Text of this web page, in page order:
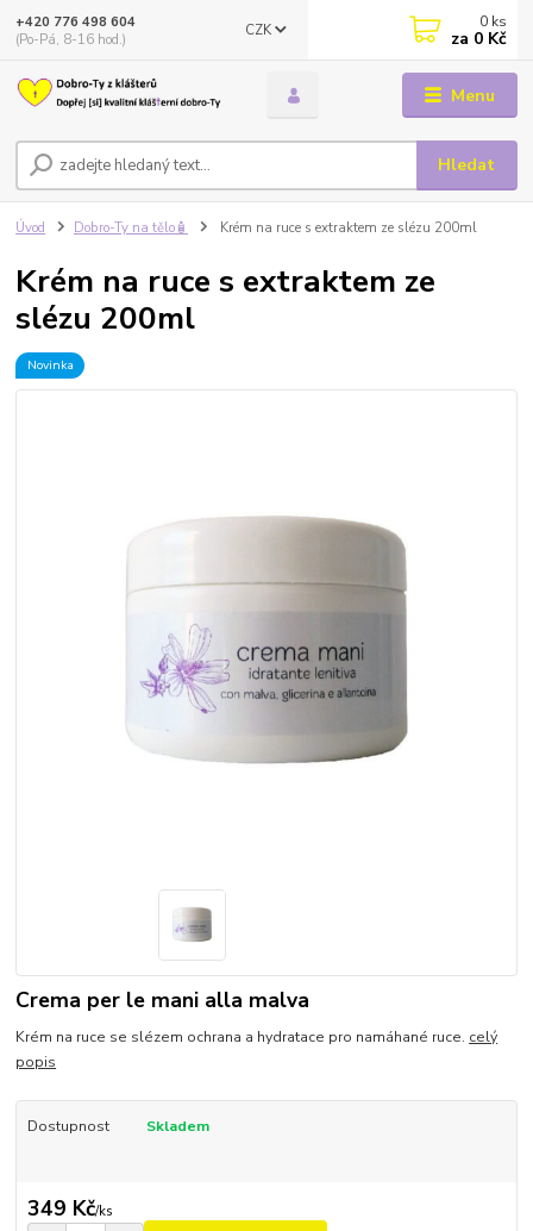
Menu
CZK
Hledat
+420 776 498 604
(Po-Pá, 8-16 hod.)
0 ks
za 0 Kč
Úvod Dobro-Ty na tělo🧴 Krém na ruce s extraktem ze slézu 200ml
Krém na ruce s extraktem ze
slézu 200ml
Novinka
Crema per le mani alla malva
Krém na ruce se slézem ochrana a hydratace pro namáhané ruce. celý
popis
Dostupnost Skladem
349 Kč/ks